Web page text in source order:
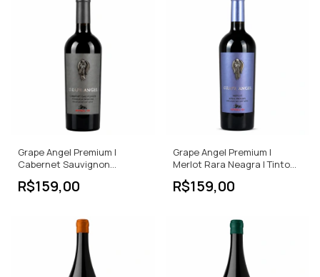
Grape Angel Premium |
Cabernet Sauvignon
Seco | 750ml
R$159,00
Grape Angel Premium |
Merlot Rara Neagra | Tinto
R$159,00